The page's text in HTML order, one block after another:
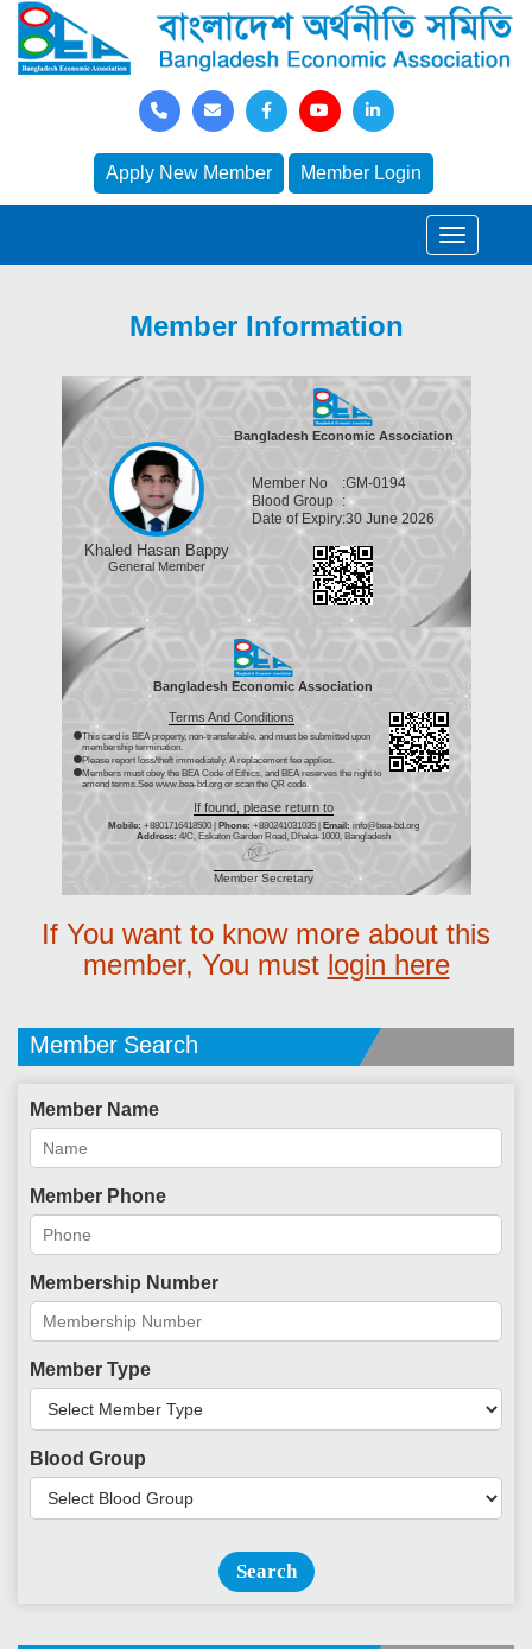
Apply New Member Member Login
Member Information
Khaled Hasan Bappy
General Member
Bangladesh Economic Association
Member No :GM-0194
Blood Group :
Date of Expiry:30 June 2026
Bangladesh Economic Association
Terms And Conditions
This card is BEA property, non-transferable, and must be submitted upon
membership termination.
Please report loss/theft immediately. A replacement fee applies.
Members must obey the BEA Code of Ethics, and BEA reserves the right to
amend terms.See www.bea-bd.org or scan the QR code.
If found, please return to
Mobile: +8801716418500 | Phone: +880241031035 | Email: info@bea-bd.org
Address: 4/C, Eskaton Garden Road, Dhaka-1000, Bangladesh
Member Secretary
If You want to know more about this
member, You must login here
Member Search
Member Name
Member Phone
Membership Number
Member Type
Blood Group
Search